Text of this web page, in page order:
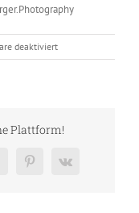
deaktiviertfür
Copyright
7581C
Plattform!
Pinterest
Vk